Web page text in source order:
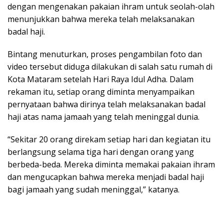
dengan mengenakan pakaian ihram untuk seolah-olah
menunjukkan bahwa mereka telah melaksanakan
badal haji.
Bintang menuturkan, proses pengambilan foto dan
video tersebut diduga dilakukan di salah satu rumah di
Kota Mataram setelah Hari Raya Idul Adha. Dalam
rekaman itu, setiap orang diminta menyampaikan
pernyataan bahwa dirinya telah melaksanakan badal
haji atas nama jamaah yang telah meninggal dunia.
“Sekitar 20 orang direkam setiap hari dan kegiatan itu
berlangsung selama tiga hari dengan orang yang
berbeda-beda. Mereka diminta memakai pakaian ihram
dan mengucapkan bahwa mereka menjadi badal haji
bagi jamaah yang sudah meninggal,” katanya.